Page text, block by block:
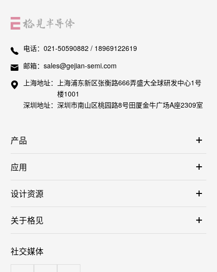
电话：021-50590882 / 18969122619
邮箱：sales@gejian-semi.com
上海地址：
上海浦东新区张衡路666弄盛大全球研发中心1号
楼1001
深圳地址：深圳市南山区桃园路8号田厦金牛广场A座2309室
产品
应用
设计资源
关于格见
社交媒体